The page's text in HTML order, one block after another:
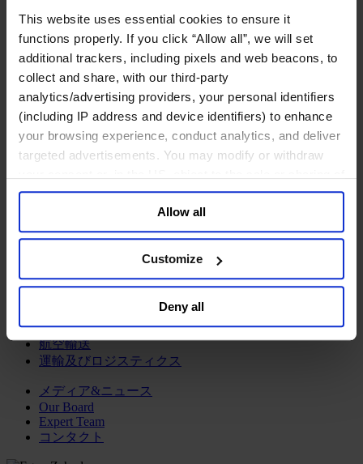
This website uses essential cookies to ensure it
functions properly. If you click “Allow all”, we will set
additional trackers, including pixels and web beacons, to
collect and share, with our third-party
analytics/advertising providers, your personal identifiers
(including IP address and device identifiers) to enhance
your browsing experience, conduct analytics, and deliver
targeted advertisements. You may modify or withdraw
your data for targeted advertising, by clicking “Do Not
Sell or Share My Personal Information” in the footer of
the website. You must opt-out of each device and each
browser. For additional information and retention terms
general collection and use of personal information see
Allow all
Customize
Deny all
金融サービス
アセットマネジメント
インフラ事業
ウェルスマネジメント
デジタル資産、暗号資産、Web3
プライベート・エクイティ
リスクマネジメント
保険
投資銀行及びマーケット
金融テクノロジー（フィンテック）
サービス
ビジネスサービス
プロフェッショナルサービス
ホスピタリティ、旅行・レジャー
不動産
航空輸送
運輸及びロジスティクス
メディア&ニュース
Our Board
Expert Team
コンタクト